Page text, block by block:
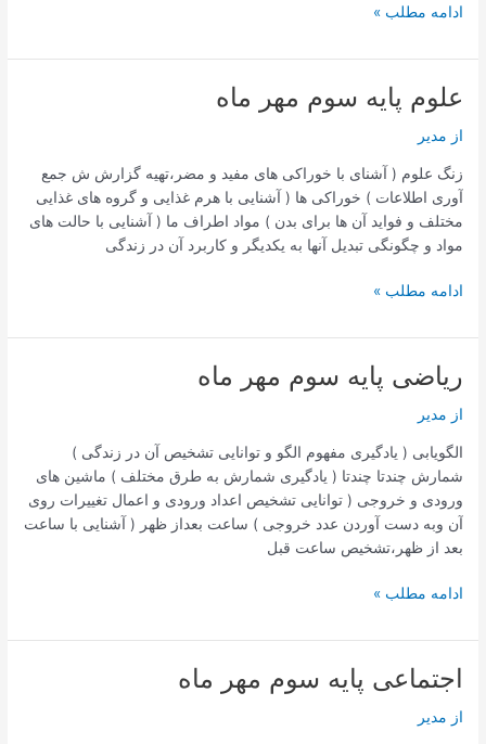
فارسی
سوم
مهر
ماه
ادامه مطلب »
علوم پایه سوم مهر ماه
از مدیر
زنگ علوم ( آشنای با خوراکی های مفید و مضر،تهیه گزارش ش جمع
آوری اطلاعات ) خوراکی ها ( آشنایی با هرم غذایی و گروه های غذایی
مختلف و فواید آن ها برای بدن ) مواد اطراف ما ( آشنایی با حالت های
مواد و چگونگی تبدیل آنها به یکدیگر و کاربرد آن در زندگی
علوم
سوم
مهر
ماه
ادامه مطلب »
ریاضی پایه سوم مهر ماه
از مدیر
الگویابی ( یادگیری مفهوم الگو و توانایی تشخیص آن در زندگی )
شمارش چندتا چندتا ( یادگیری شمارش به طرق مختلف ) ماشین های
ورودی و خروجی ( توانایی تشخیص اعداد ورودی و اعمال تغییرات روی
آن وبه دست آوردن عدد خروجی ) ساعت بعداز ظهر ( آشنایی با ساعت
بعد از ظهر،تشخیص ساعت قبل
ریاضی
سوم
مهر
ماه
ادامه مطلب »
اجتماعی پایه سوم مهر ماه
از مدیر